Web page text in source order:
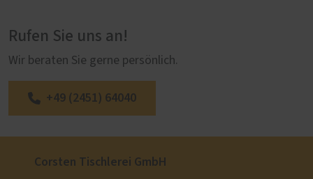
Rufen Sie uns an!
Wir beraten Sie gerne persönlich.
+49 (2451) 64040
Corsten Tischlerei GmbH